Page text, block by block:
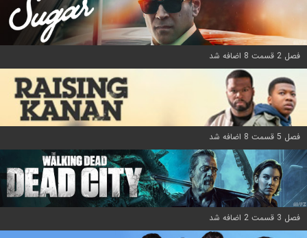
فصل 2 قسمت 8 اضافه شد
فصل 5 قسمت 8 اضافه شد
فصل 3 قسمت 2 اضافه شد